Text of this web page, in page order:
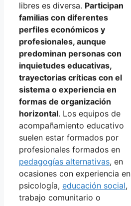
libres es diversa. Participan
familias con diferentes
perfiles económicos y
profesionales, aunque
predominan personas con
inquietudes educativas,
trayectorias críticas con el
sistema o experiencia en
formas de organización
horizontal. Los equipos de
acompañamiento educativo
suelen estar formados por
profesionales formados en
pedagogías alternativas, en
ocasiones con experiencia en
psicología, educación social,
trabajo comunitario o